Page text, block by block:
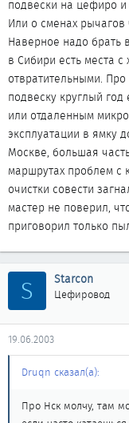
подвески на цефиро
Или о сменах рычагов
Наверное надо брать
в Сибири есть места
отвратительными.
подвеску круглый
или отдаленным
эксплуатации в ямку
Москве, большая
маршрутах проблем с
очистки совести
мастер не поверил,
приговорил только
S Starcon
Цефировод
19.06.2003
Druqn сказал(а):
Про Нск молчу, там